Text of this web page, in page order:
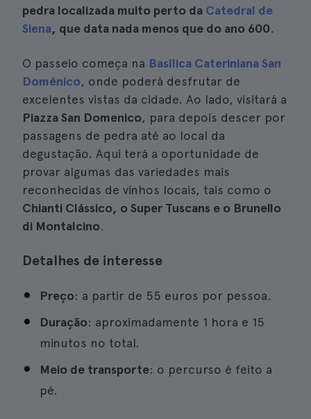
pedra localizada muito perto da Catedral de
Siena, que data nada menos que do ano 600.
O passeio começa na Basílica Cateriniana San
Doménico, onde poderá desfrutar de
excelentes vistas da cidade. Ao lado, visitará a
Piazza San Domenico, para depois descer por
passagens de pedra até ao local da
degustação. Aqui terá a oportunidade de
provar algumas das variedades mais
reconhecidas de vinhos locais, tais como o
Chianti Clássico, o Super Tuscans e o Brunello
di Montalcino.
Detalhes de interesse
Preço: a partir de 55 euros por pessoa.
Duração: aproximadamente 1 hora e 15
minutos no total.
Meio de transporte: o percurso é feito a
pé.